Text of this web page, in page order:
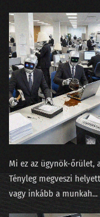
065 -
063 - A
062 -
059 -
058 -
Mi ez az ügynök-őrület,
Tényleg megveszi
vagy inkább a munkah...